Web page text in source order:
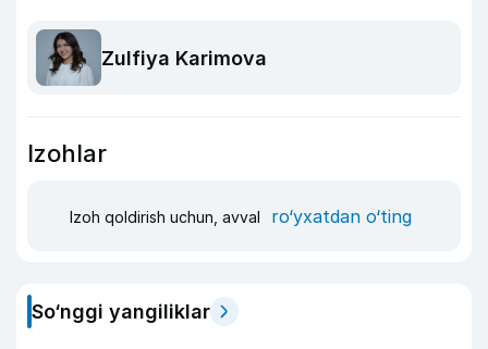
Zulfiya Karimova
Izohlar
Izoh qoldirish uchun, avval ro‘yxatdan o‘ting
So‘nggi yangiliklar